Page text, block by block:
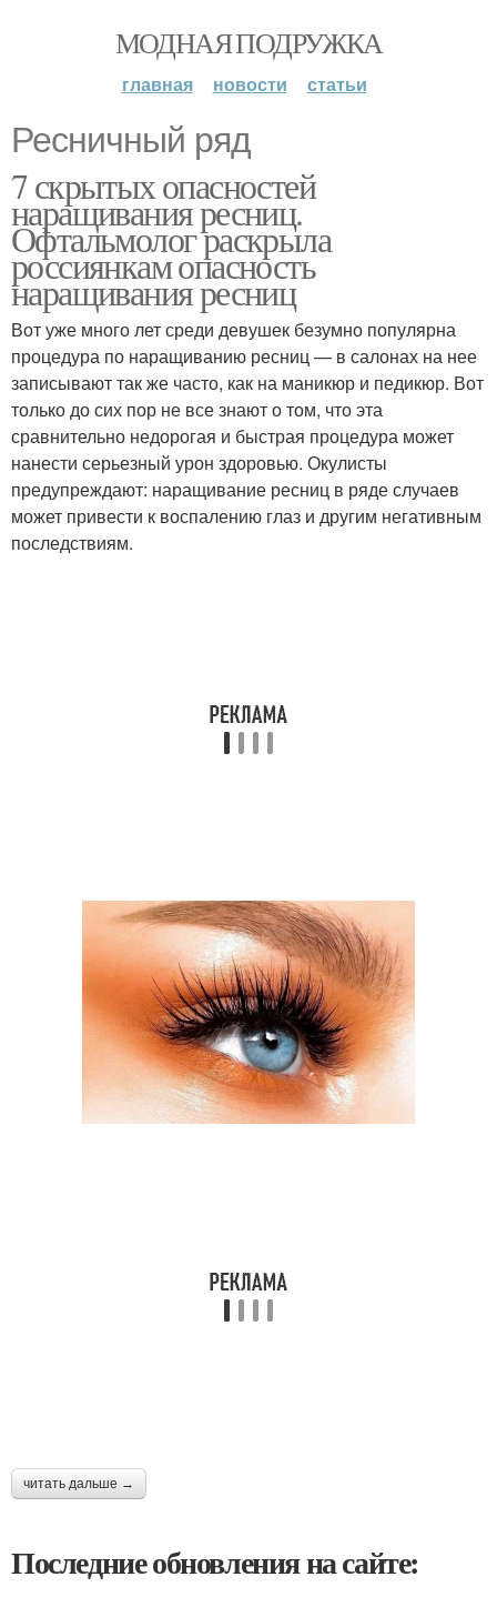
МОДНАЯ ПОДРУЖКА
главная новости статьи
Ресничный ряд
7 скрытых опасностей
наращивания ресниц.
Офтальмолог раскрыла
россиянкам опасность
наращивания ресниц
Вот уже много лет среди девушек безумно популярна
процедура по наращиванию ресниц — в салонах на нее
записывают так же часто, как на маникюр и педикюр. Вот
только до сих пор не все знают о том, что эта
сравнительно недорогая и быстрая процедура может
нанести серьезный урон здоровью. Окулисты
предупреждают: наращивание ресниц в ряде случаев
может привести к воспалению глаз и другим негативным
последствиям.
читать дальше →
Последние обновления на сайте: